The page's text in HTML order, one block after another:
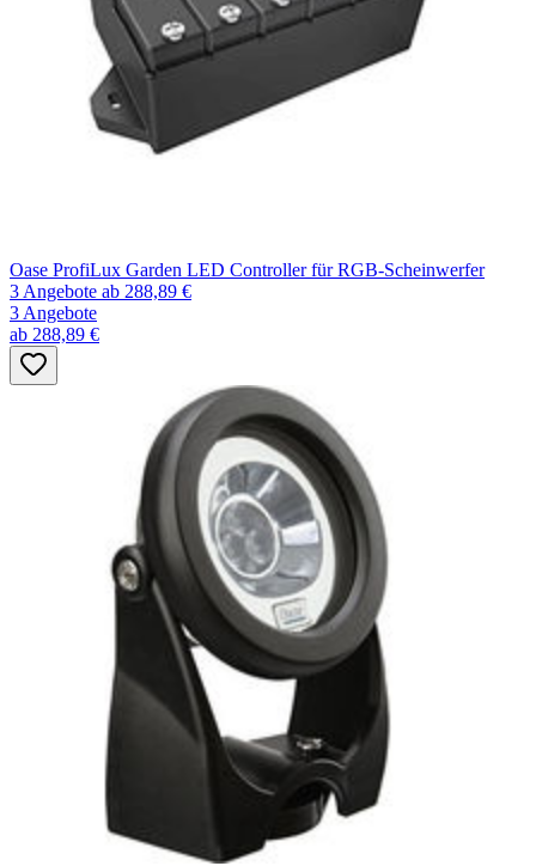
Oase ProfiLux Garden LED Controller für RGB-Scheinwerfer
3 Angebote ab 288,89 €
3 Angebote
ab 288,89 €